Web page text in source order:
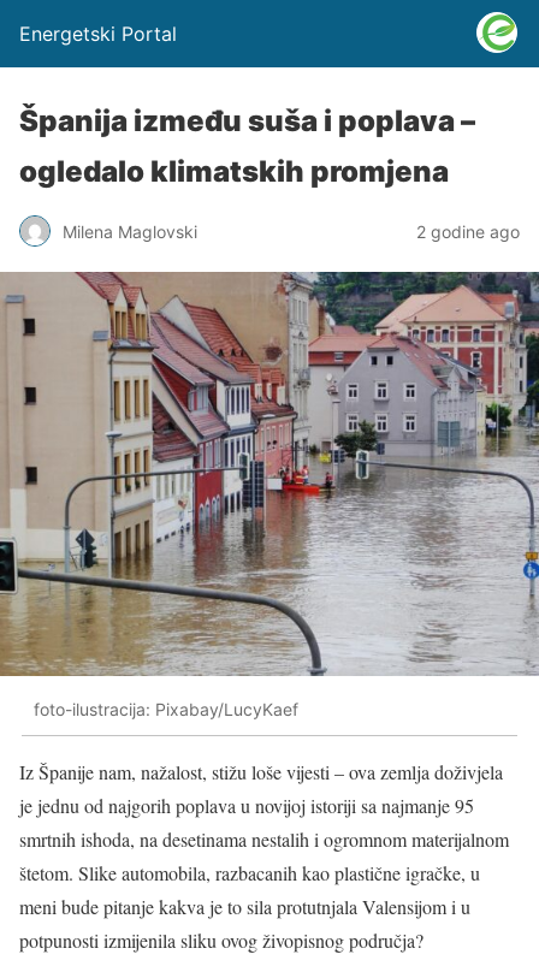
Energetski Portal
Španija između suša i poplava –
ogledalo klimatskih promjena
Milena Maglovski 2 godine ago
foto-ilustracija: Pixabay/LucyKaef
Iz Španije nam, nažalost, stižu loše vijesti – ova zemlja doživjela
je jednu od najgorih poplava u novijoj istoriji sa najmanje 95
smrtnih ishoda, na desetinama nestalih i ogromnom materijalnom
štetom. Slike automobila, razbacanih kao plastične igračke, u
meni bude pitanje kakva je to sila protutnjala Valensijom i u
potpunosti izmijenila sliku ovog živopisnog područja?